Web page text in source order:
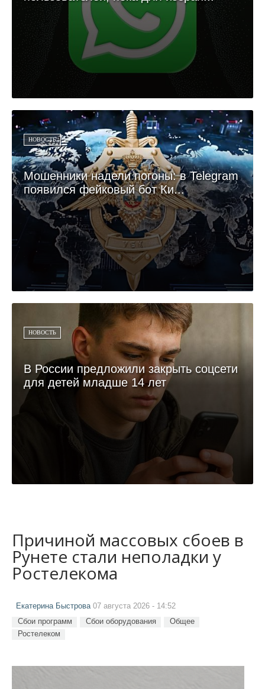
НОВОСТЬ
Мошенники надели погоны: в Telegram
появился фейковый бот Ки...
НОВОСТЬ
В России предложили закрыть соцсети
для детей младше 14 лет
Причиной массовых сбоев в
Рунете стали неполадки у
Ростелекома
Екатерина Быстрова 07 августа 2026 - 14:52
Сбои программ Сбои оборудования
Общее
Ростелеком